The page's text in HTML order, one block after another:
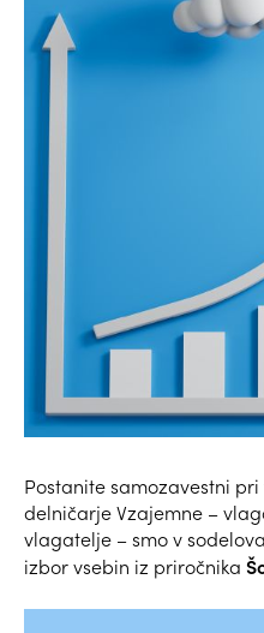
Postanite samozavestni
delničarje Vzajemne –
vlagatelje – smo v
izbor vsebin iz priročnika